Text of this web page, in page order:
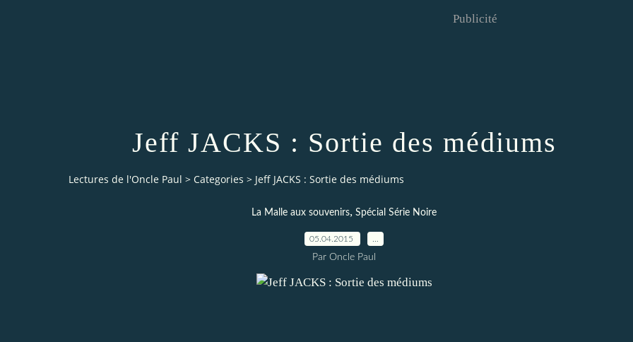
Publicité
Jeff JACKS : Sortie des médiums
Lectures de l'Oncle Paul > Categories > Jeff JACKS : Sortie des médiums
La Malle aux souvenirs, Spécial Série Noire
05.04.2015
Par Oncle Paul